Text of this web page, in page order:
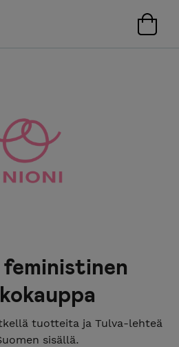
tuotteita ja Tulva-lehteä
sisällä.